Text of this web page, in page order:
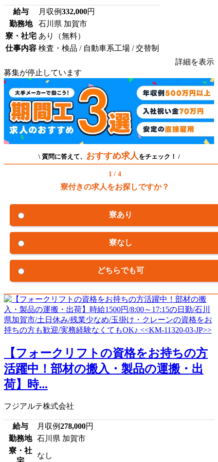
給与 月収例332,000円
勤務地
石川県 加賀市
寮・社宅 あり（無料）
仕事内容 検査・検品 / 自動車系工場 / 交替制
詳細を表示
募集が停止しています
\ 質問に答えて、 おすすめ求人 をチェック！ /
1 / 4
寮付きの求人をお探しですか？
寮あり
寮なし
どちらでも可
【フォークリフトの資格をお持ちの方
活躍中！部材の搬入・製品の運搬・出
荷】時...
フジアルテ株式会社
給与 月収例278,000円
勤務地
石川県 加賀市
寮・社
なし